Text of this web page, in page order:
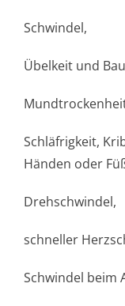
Schwindel,
Übelkeit und
Schläfrigkeit,
Händen oder
Drehschwindel,
schneller
Schwindel beim